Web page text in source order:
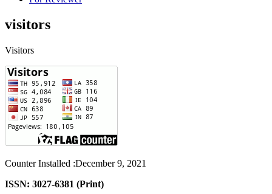
visitors
Visitors
Counter Installed :December 9, 2021
ISSN: 3027-6381 (Print)